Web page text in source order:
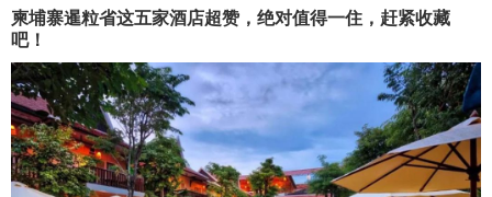
柬埔寨暹粒省这五家酒店超赞，绝对值得一住，赶紧收藏
吧！